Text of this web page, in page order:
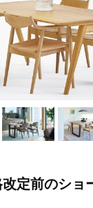
定前のショ